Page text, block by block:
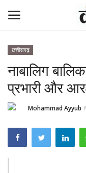
Home
Contact
छत्तीसगढ़
नाबालिग
प्रभारी और
Mohammad Ayyub